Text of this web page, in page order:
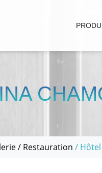
/ Restauration /